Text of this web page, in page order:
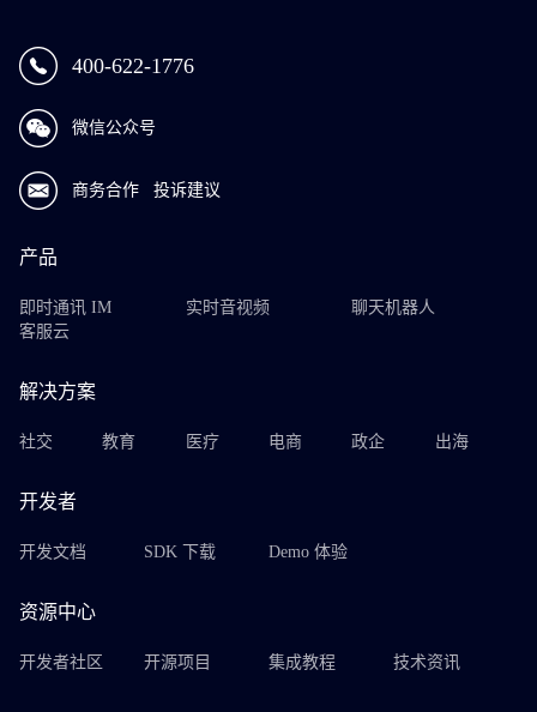
400-622-1776
微信公众号
商务合作 投诉建议
产品
即时通讯 IM 实时音视频
聊天机器人
客服云
解决方案
社交 教育 医疗 电商 政企 出海
开发者
开发文档 SDK 下载 Demo 体验
资源中心
开发者社区 开源项目 集成教程 技术资讯